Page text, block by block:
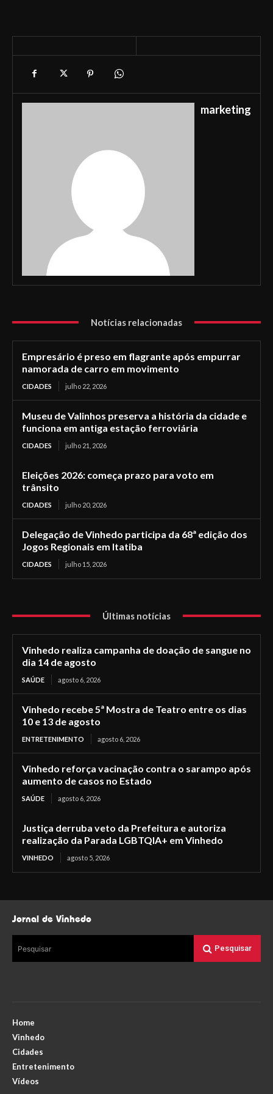
marketing
Notícias relacionadas
Empresário é preso em flagrante após empurrar
namorada de carro em movimento
CIDADES julho 22, 2026
Museu de Valinhos preserva a história da cidade e
funciona em antiga estação ferroviária
CIDADES julho 21, 2026
Eleições 2026: começa prazo para voto em
trânsito
CIDADES julho 20, 2026
Delegação de Vinhedo participa da 68ª edição dos
Jogos Regionais em Itatiba
CIDADES julho 15, 2026
Últimas notícias
Vinhedo realiza campanha de doação de sangue no
dia 14 de agosto
SAÚDE agosto 6, 2026
Vinhedo recebe 5ª Mostra de Teatro entre os dias
10 e 13 de agosto
ENTRETENIMENTO agosto 6, 2026
Vinhedo reforça vacinação contra o sarampo após
aumento de casos no Estado
SAÚDE agosto 6, 2026
Justiça derruba veto da Prefeitura e autoriza
realização da Parada LGBTQIA+ em Vinhedo
VINHEDO agosto 5, 2026
Jornal de Vinhedo
Pesquisar Pesquisar
Home
Vinhedo
Cidades
Entretenimento
Vídeos